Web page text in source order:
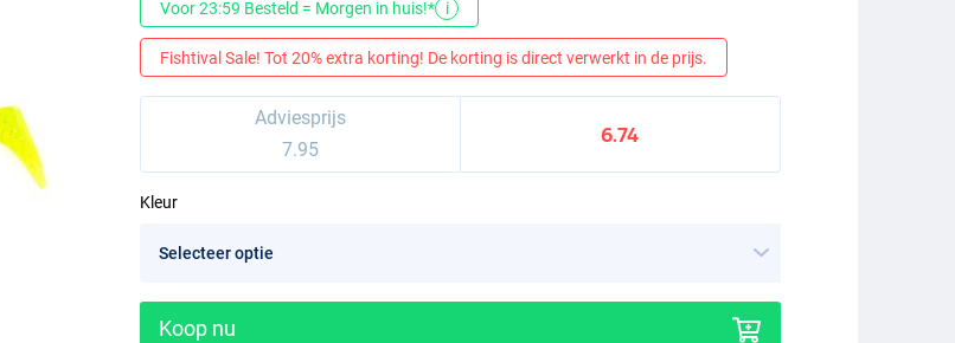
Voor 23:59 Besteld = Morgen in huis!* i
Fishtival Sale! Tot 20% extra korting! De korting is direct verwerkt in de prijs.
Adviesprijs
7.95
6.74
Kleur
Koop nu